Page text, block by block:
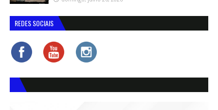
REDES SOCIAIS